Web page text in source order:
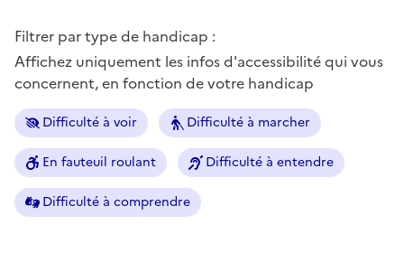
Filtrer par type de handicap :
Affichez uniquement les infos d'accessibilité qui vous
concernent, en fonction de votre handicap
Difficulté à voir Difficulté à marcher
En fauteuil roulant Difficulté à entendre
Difficulté à comprendre